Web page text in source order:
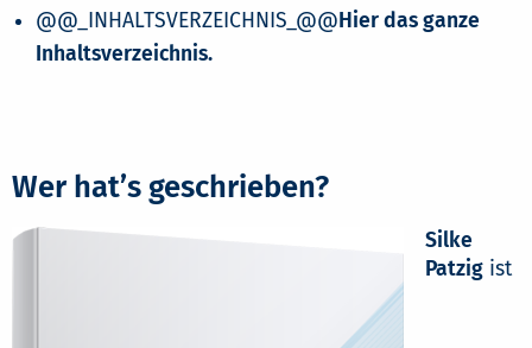
@@_INHALTSVERZEICHNIS_@@Hier das ganze
Inhaltsverzeichnis.
Wer hat’s geschrieben?
Silke
Patzigist